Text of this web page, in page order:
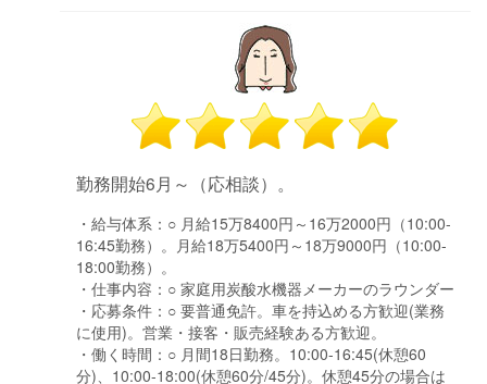
勤務開始6月～（応相談）。
・給与体系： ○ 月給15万8400円～16万2000円（10:00-
16:45勤務）。月給18万5400円～18万9000円（10:00-
18:00勤務）。
・仕事内容： ○ 家庭用炭酸水機器メーカーのラウンダー
・応募条件： ○ 要普通免許。車を持込める方歓迎(業務
に使用)。営業・接客・販売経験ある方歓迎。
・働く時間： ○ 月間18日勤務。10:00-16:45(休憩60
分)、10:00-18:00(休憩60分/45分)。休憩45分の場合は